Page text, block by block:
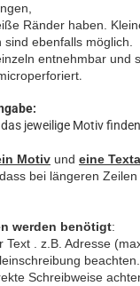
Ränder haben.
ebenfalls möglich.
entnehmbar und
.
jeweilige Motiv
Motiv und eine
bei längeren
werden benötigt:
Text . z.B. Adresse
beachten.
Schreibweise